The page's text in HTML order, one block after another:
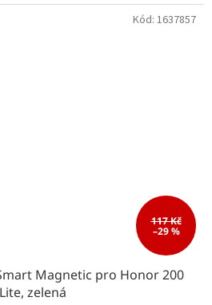
117 Kč
–29 %
Magnetic pro Honor 200
Lite, zelená
Kód: 1637857